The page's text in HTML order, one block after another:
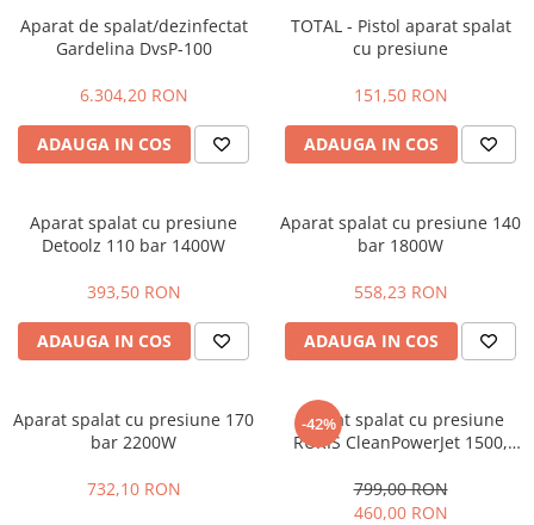
Casute de gradina
Mobilier gradina si terasa
Motoburghie si masini sa sapat
santuri
Plasa de umbrire, mascare gard
Accesorii pompe
Hidrofoare
Pompe de suprafata
ulei, lichide alimentare
Aparat de spalat/dezinfectat
Gardelina DvsP-100
6.304,20 RON
ADAUGA IN COS
TOTAL - Pistol aparat spalat
cu presiune
151,50 RON
ADAUGA IN COS
Aparat spalat cu presiune
Detoolz 110 bar 1400W
393,50 RON
ADAUGA IN COS
Aparat spalat cu presiune 140
bar 1800W
558,23 RON
ADAUGA IN COS
Aparat spalat cu presiune 170
bar 2200W
732,10 RON
-42%
Aparat spalat cu presiune
RURIS CleanPowerJet 1500,
l/min
799,00 RON
460,00 RON